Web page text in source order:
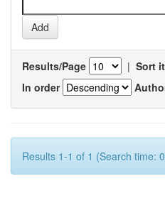
Results/Page | Sort
In order
Results 1-1 of 1 (Search time: